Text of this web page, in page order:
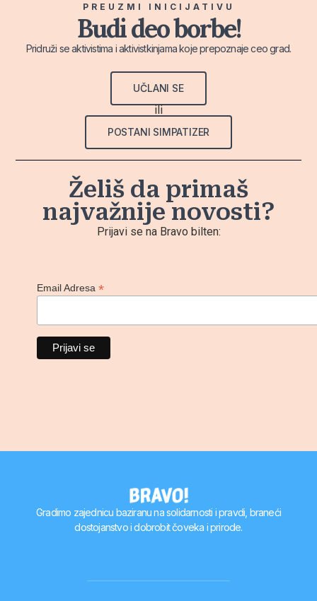
PREUZMI INICIJATIVU
Budi deo borbe!
Pridruži se aktivistima i aktivistkinjama koje prepoznaje ceo grad.
UČLANI SE
ili
POSTANI SIMPATIZER
Želiš da primaš
najvažnije novosti?
Prijavi se na Bravo bilten:
Email Adresa*
Gradimo zajednicu baziranu na solidarnosti i pravdi, braneći
dostojanstvo i dobrobit čoveka i prirode.